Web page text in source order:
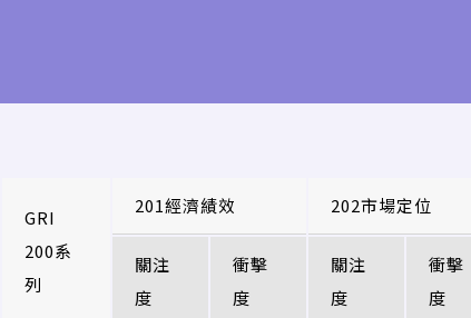
GRI
200系
列
201經濟績效 202市場定位
關注
度
衝擊
度
關注
度
衝擊
度